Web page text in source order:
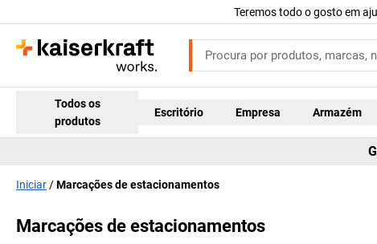
Teremos todo o gosto em
Todos os
produtos
Escritório Empresa Armazém
Iniciar Marcações de estacionamentos
Marcações de estacionamentos